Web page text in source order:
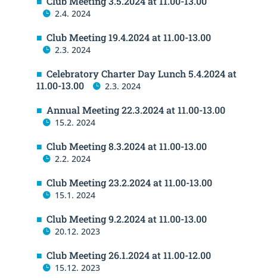
2.4. 2024
Club Meeting 19.4.2024 at 11.00-13.00
2.3. 2024
Celebratory Charter Day Lunch 5.4.2024 at
11.00-13.00
2.3. 2024
Annual Meeting 22.3.2024 at 11.00-13.00
15.2. 2024
Club Meeting 8.3.2024 at 11.00-13.00
2.2. 2024
Club Meeting 23.2.2024 at 11.00-13.00
15.1. 2024
Club Meeting 9.2.2024 at 11.00-13.00
20.12. 2023
Club Meeting 26.1.2024 at 11.00-12.00
15.12. 2023